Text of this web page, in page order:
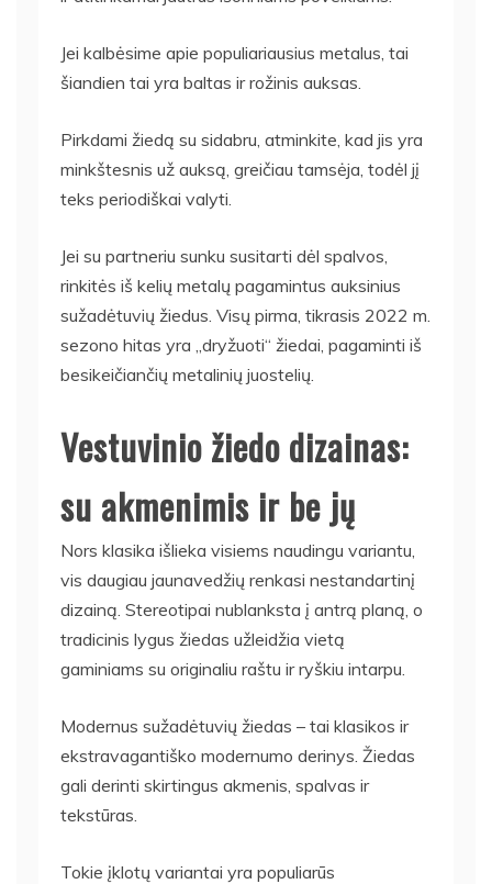
Jei kalbėsime apie populiariausius metalus, tai
šiandien tai yra baltas ir rožinis auksas.
Pirkdami žiedą su sidabru, atminkite, kad jis yra
minkštesnis už auksą, greičiau tamsėja, todėl jį
teks periodiškai valyti.
Jei su partneriu sunku susitarti dėl spalvos,
rinkitės iš kelių metalų pagamintus auksinius
sužadėtuvių žiedus. Visų pirma, tikrasis 2022 m.
sezono hitas yra „dryžuoti“ žiedai, pagaminti iš
besikeičiančių metalinių juostelių.
Vestuvinio žiedo dizainas:
su akmenimis ir be jų
Nors klasika išlieka visiems naudingu variantu,
vis daugiau jaunavedžių renkasi nestandartinį
dizainą. Stereotipai nublanksta į antrą planą, o
tradicinis lygus žiedas užleidžia vietą
gaminiams su originaliu raštu ir ryškiu intarpu.
Modernus sužadėtuvių žiedas – tai klasikos ir
ekstravagantiško modernumo derinys. Žiedas
gali derinti skirtingus akmenis, spalvas ir
tekstūras.
Tokie įklotų variantai yra populiarūs